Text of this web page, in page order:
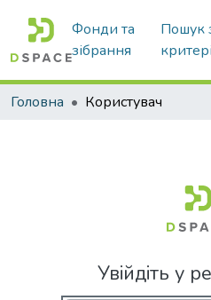
Фонди та
зібрання
Пошук
Головна Користувач
Увійдіть у